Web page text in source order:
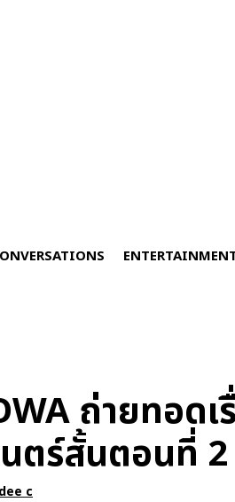
ถ่ายทอด
ตร์สั้นตอนที่ 2
c